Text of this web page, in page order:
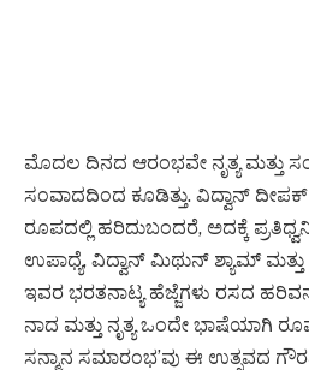
ಮೊದಲ ದಿನದ ಆರಂಭವೇ ನೃತ್ಯ ಮತ್ತು
ಸಂವಾದದಿಂದ ಕೂಡಿತ್ತು. ವಿದ್ವಾನ್
ರೂಪದಲ್ಲಿ ಹರಿದುಬಂದರೆ, ಅದಕ್ಕೆ
ಉಪಾಧ್ಯೆ, ವಿದ್ವಾನ್ ಮಿಥುನ್ ಶ್ಯಾಮ್ ಮತ್ತು
ಇವರ ಭರತನಾಟ್ಯ ಹೆಜ್ಜೆಗಳು ರಸದ
ನಾದ ಮತ್ತು ನೃತ್ಯ ಒಂದೇ ಭಾಷೆಯಾಗಿ
ಸನ್ಮಾನ ಸಮಾರಂಭ’ವು ಈ ಉತ್ಸವದ